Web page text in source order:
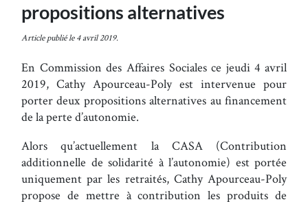
propositions alternatives
Article publié le 4 avril 2019.
En Commission des Affaires Sociales ce jeudi 4 avril
2019, Cathy Apourceau-Poly est intervenue pour
porter deux propositions alternatives au financement
de la perte d’autonomie.
Alors qu’actuellement la CASA (Contribution
additionnelle de solidarité à l’autonomie) est portée
uniquement par les retraités, Cathy Apourceau-Poly
propose de mettre à contribution les produits de